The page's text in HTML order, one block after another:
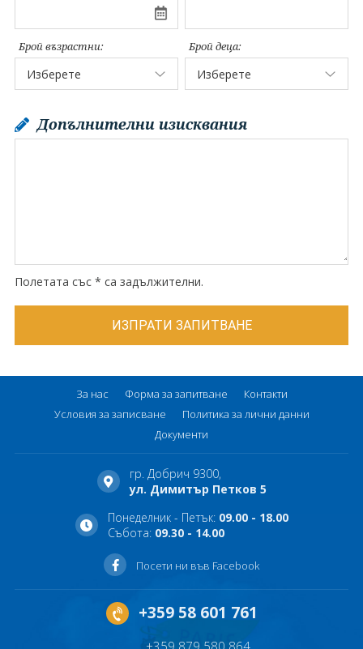
Брой възрастни: Брой деца:
Допълнителни изисквания
Полетата със * са задължителни.
За нас Форма за запитване
Контакти
Условия за записване
Политика за лични данни
Документи
гр. Добрич 9300,
ул. Димитър Петков 5
Понеделник - Петък: 09.00 - 18.00
Събота: 09.30 - 14.00
Посети ни във Facebook
+359 58 601 761
+359 879 580 864